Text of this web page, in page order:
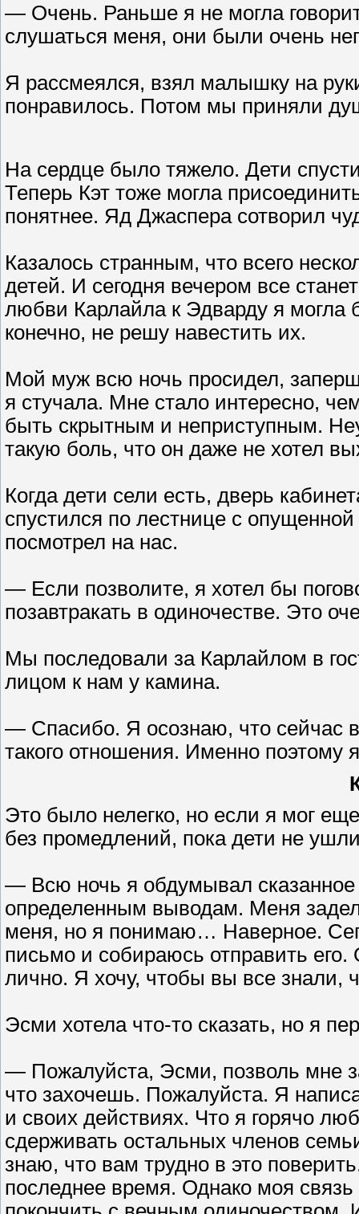
— Очень. Раньше я не могла
слушаться меня, они были очень
Я рассмеялся, взял малышку на
понравилось. Потом мы приняли
На сердце было тяжело. Дети
Теперь Кэт тоже могла
понятнее. Яд Джаспера сотворил
Казалось странным, что всего
детей. И сегодня вечером все
любви Карлайла к Эдварду я могла
конечно, не решу навестить их.
Мой муж всю ночь просидел,
я стучала. Мне стало интересно,
быть скрытным и неприступным.
такую боль, что он даже не хотел
Когда дети сели есть, дверь
спустился по лестнице с
посмотрел на нас.
— Если позволите, я хотел бы
позавтракать в одиночестве. Это
Мы последовали за Карлайлом в
лицом к нам у камина.
— Спасибо. Я осознаю, что сейчас
такого отношения. Именно поэтому
Это было нелегко, но если я мог
без промедлений, пока дети не
— Всю ночь я обдумывал сказанное
определенным выводам. Меня
меня, но я понимаю… Наверное.
письмо и собираюсь отправить
лично. Я хочу, чтобы вы все знали,
Эсми хотела что-то сказать, но я
— Пожалуйста, Эсми, позволь мне
что захочешь. Пожалуйста. Я
и своих действиях. Что я горячо
сдерживать остальных членов
знаю, что вам трудно в это
последнее время. Однако моя